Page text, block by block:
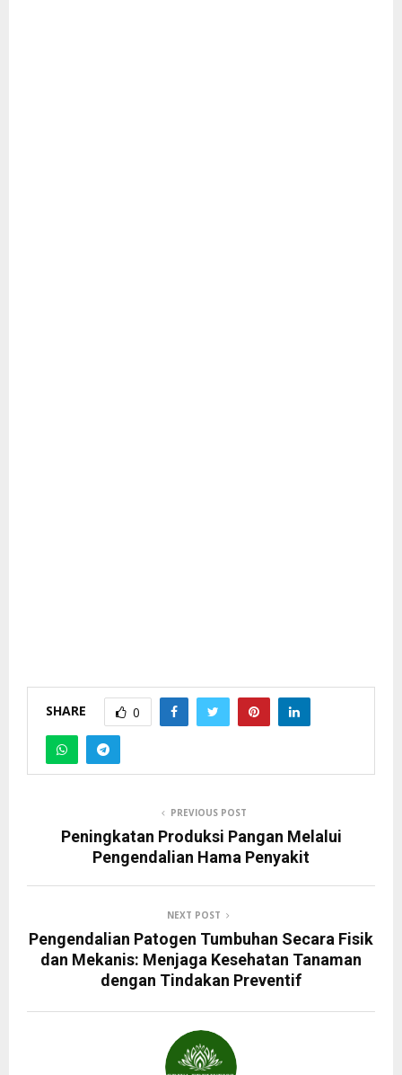
SHARE 0
PREVIOUS POST
Peningkatan Produksi Pangan Melalui
Pengendalian Hama Penyakit
NEXT POST
Pengendalian Patogen Tumbuhan Secara Fisik
dan Mekanis: Menjaga Kesehatan Tanaman
dengan Tindakan Preventif